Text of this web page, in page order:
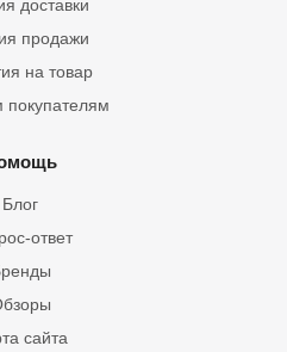
доставки
продажи
на товар
Блог
ответ
сайта